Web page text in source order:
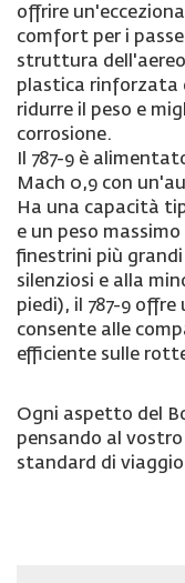
offrire
comfort per i
struttura
plastica rinforzata
ridurre il peso e
corrosione.
Il 787-9 è
Mach 0,9 con
Ha una capacità
e un peso massimo
finestrini più
silenziosi e alla
piedi), il 787-9
consente alle
efficiente sulle
Ogni aspetto del
pensando al
standard di viaggio